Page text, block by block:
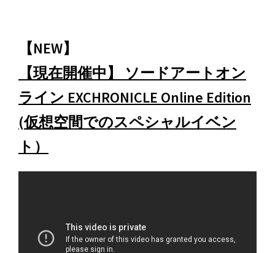
【NEW】
【現在開催中】 ソードアートオン
ライン EXCHRONICLE Online Edition
(仮想空間でのスペシャルイベン
ト）